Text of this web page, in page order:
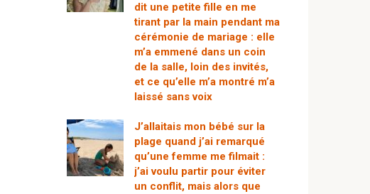
dit une petite fille en me
tirant par la main pendant ma
cérémonie de mariage : elle
m’a emmené dans un coin
de la salle, loin des invités,
et ce qu’elle m’a montré m’a
laissé sans voix
J’allaitais mon bébé sur la
plage quand j’ai remarqué
qu’une femme me filmait :
j’ai voulu partir pour éviter
un conflit, mais alors que